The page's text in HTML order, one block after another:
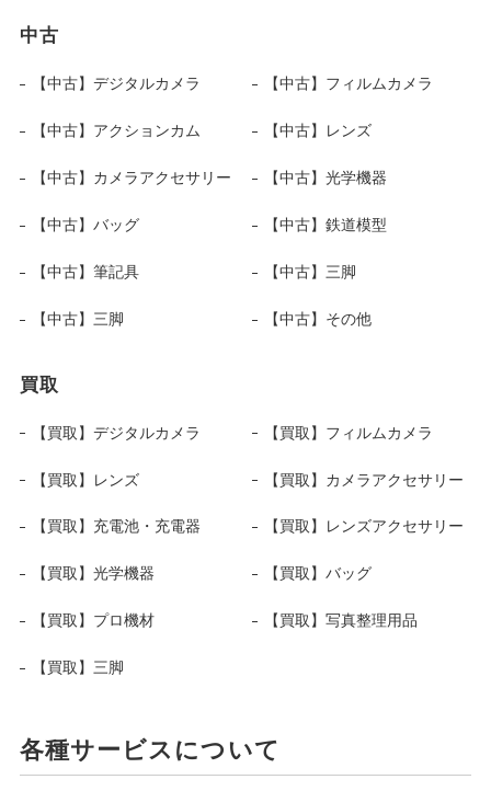
中古
【中古】デジタルカメラ 【中古】フィルムカメラ
【中古】アクションカム 【中古】レンズ
【中古】カメラアクセサリー 【中古】光学機器
【中古】バッグ 【中古】鉄道模型
【中古】筆記具 【中古】三脚
【中古】三脚 【中古】その他
買取
【買取】デジタルカメラ 【買取】フィルムカメラ
【買取】レンズ 【買取】カメラアクセサリー
【買取】充電池・充電器 【買取】レンズアクセサリー
【買取】光学機器 【買取】バッグ
【買取】プロ機材 【買取】写真整理用品
【買取】三脚
各種サービスについて